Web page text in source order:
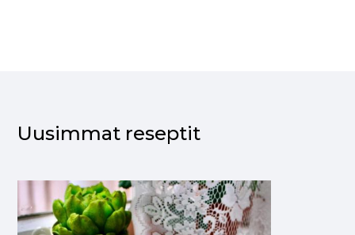
Uusimmat reseptit